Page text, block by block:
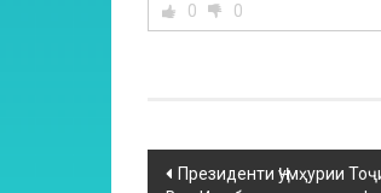
0 0
Президенти Ҷумҳурии